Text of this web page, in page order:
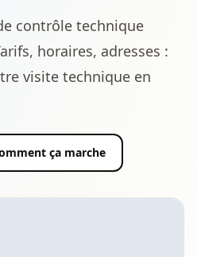
contrôle technique
horaires, adresses :
visite technique en
ça marche